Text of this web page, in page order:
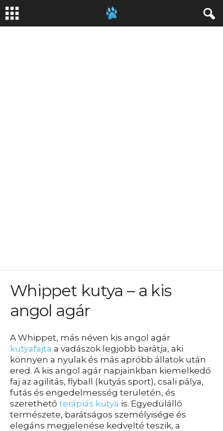
Whippet kutya – a kis
angol agár
A Whippet, más néven kis angol agár
kutyafajta a vadászok legjobb barátja, aki
könnyen a nyulak és más apróbb állatok után
ered. A kis angol agár napjainkban kiemelkedő
faj az agilitás, flyball (kutyás sport), csali pálya,
futás és engedelmesség területén, és
szerethető terápiás kutya is. Egyedülálló
természete, barátságos személyisége és
elegáns megjelenése kedvelté teszik, a